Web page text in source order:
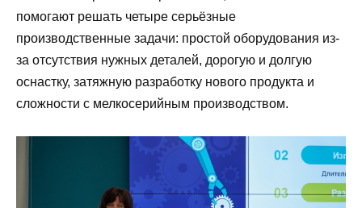
помогают решать четыре серьёзные
производственные задачи: простой оборудования из-
за отсутствия нужных деталей, дорогую и долгую
оснастку, затяжную разработку нового продукта и
сложности с мелкосерийным производством.